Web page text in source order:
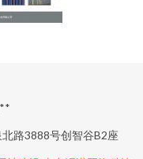
路3888号创智谷B2座